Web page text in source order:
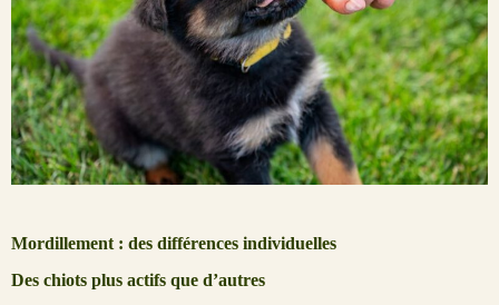
Mordillement : des différences individuelles
Des chiots plus actifs que d’autres